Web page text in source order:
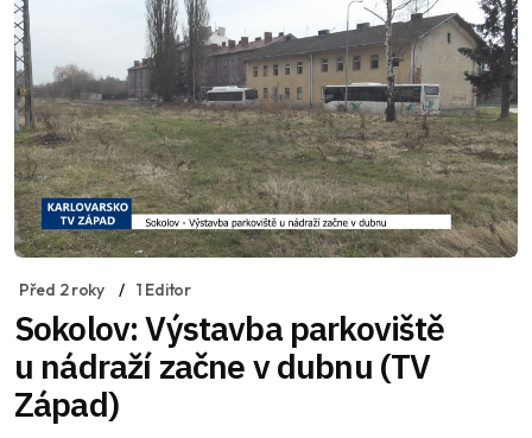
Před 2 roky 1 Editor
Sokolov: Výstavba parkoviště
u nádraží začne v dubnu (TV
Západ)